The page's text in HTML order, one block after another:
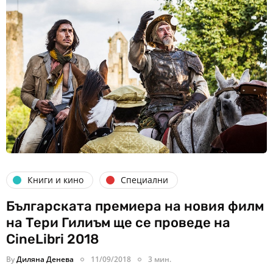
Книги и кино Специални
Българската премиера на новия филм
на Тери Гилиъм ще се проведе на
CineLibri 2018
ByДиляна Денева 11/09/2018 3 мин.